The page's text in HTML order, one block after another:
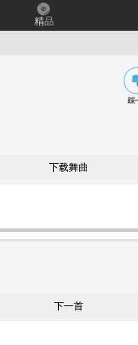
精品
下载舞曲
下一首